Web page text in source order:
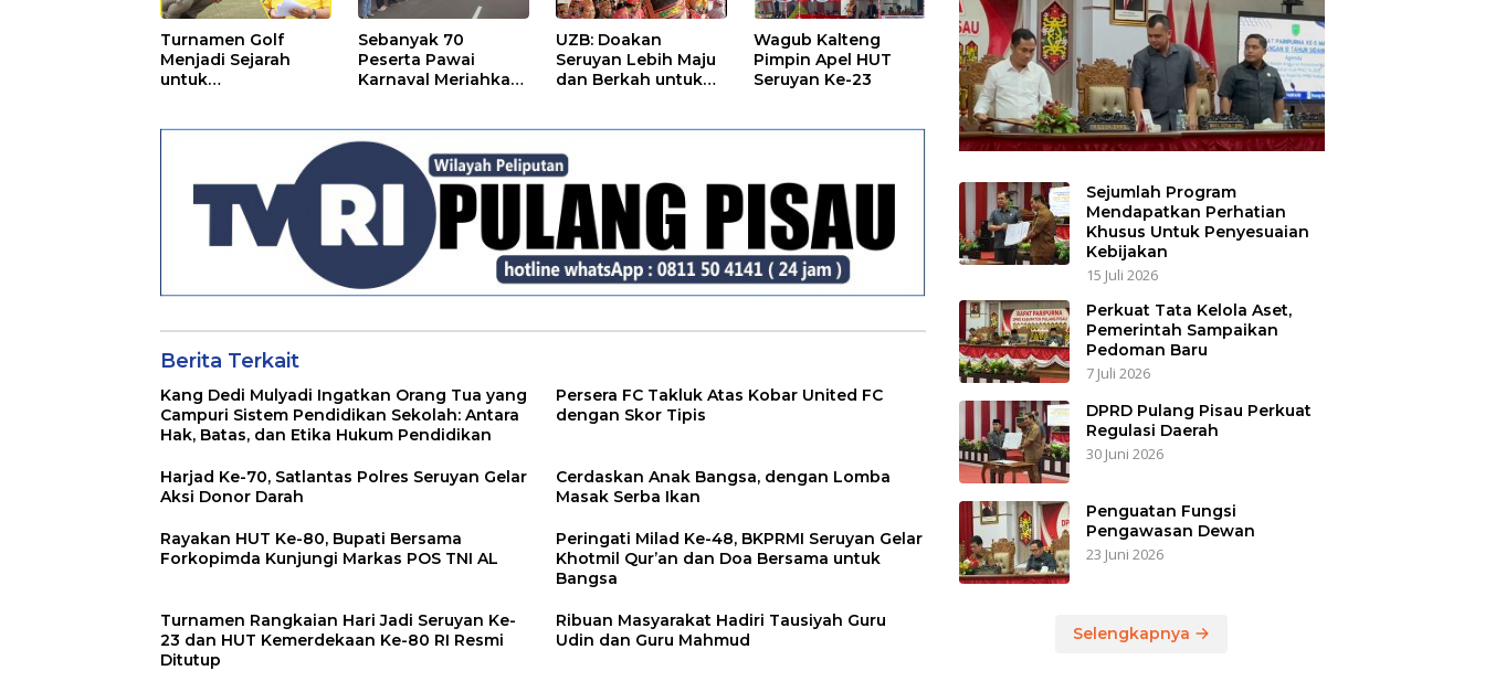
Turnamen Golf
Menjadi Sejarah
untuk
Sebanyak 70
Peserta Pawai
Karnaval Meriahkan
UZB: Doakan
Seruyan Lebih Maju
dan Berkah untuk
Wagub Kalteng
Pimpin Apel HUT
Seruyan Ke-23
Berita Terkait
Kang Dedi Mulyadi Ingatkan Orang Tua yang
Campuri Sistem Pendidikan Sekolah: Antara
Hak, Batas, dan Etika Hukum Pendidikan
Persera FC Takluk Atas Kobar United FC
dengan Skor Tipis
Harjad Ke-70, Satlantas Polres Seruyan Gelar
Aksi Donor Darah
Cerdaskan Anak Bangsa, dengan Lomba
Masak Serba Ikan
Rayakan HUT Ke-80, Bupati Bersama
Forkopimda Kunjungi Markas POS TNI AL
Peringati Milad Ke-48, BKPRMI Seruyan Gelar
Khotmil Qur’an dan Doa Bersama untuk
Bangsa
Turnamen Rangkaian Hari Jadi Seruyan Ke-
23 dan HUT Kemerdekaan Ke-80 RI Resmi
Ditutup
Ribuan Masyarakat Hadiri Tausiyah Guru
Udin dan Guru Mahmud
Sejumlah Program
Mendapatkan Perhatian
Khusus Untuk Penyesuaian
Kebijakan
15 Juli 2026
Perkuat Tata Kelola Aset,
Pemerintah Sampaikan
Pedoman Baru
7 Juli 2026
DPRD Pulang Pisau Perkuat
Regulasi Daerah
30 Juni 2026
Penguatan Fungsi
Pengawasan Dewan
23 Juni 2026
Selengkapnya